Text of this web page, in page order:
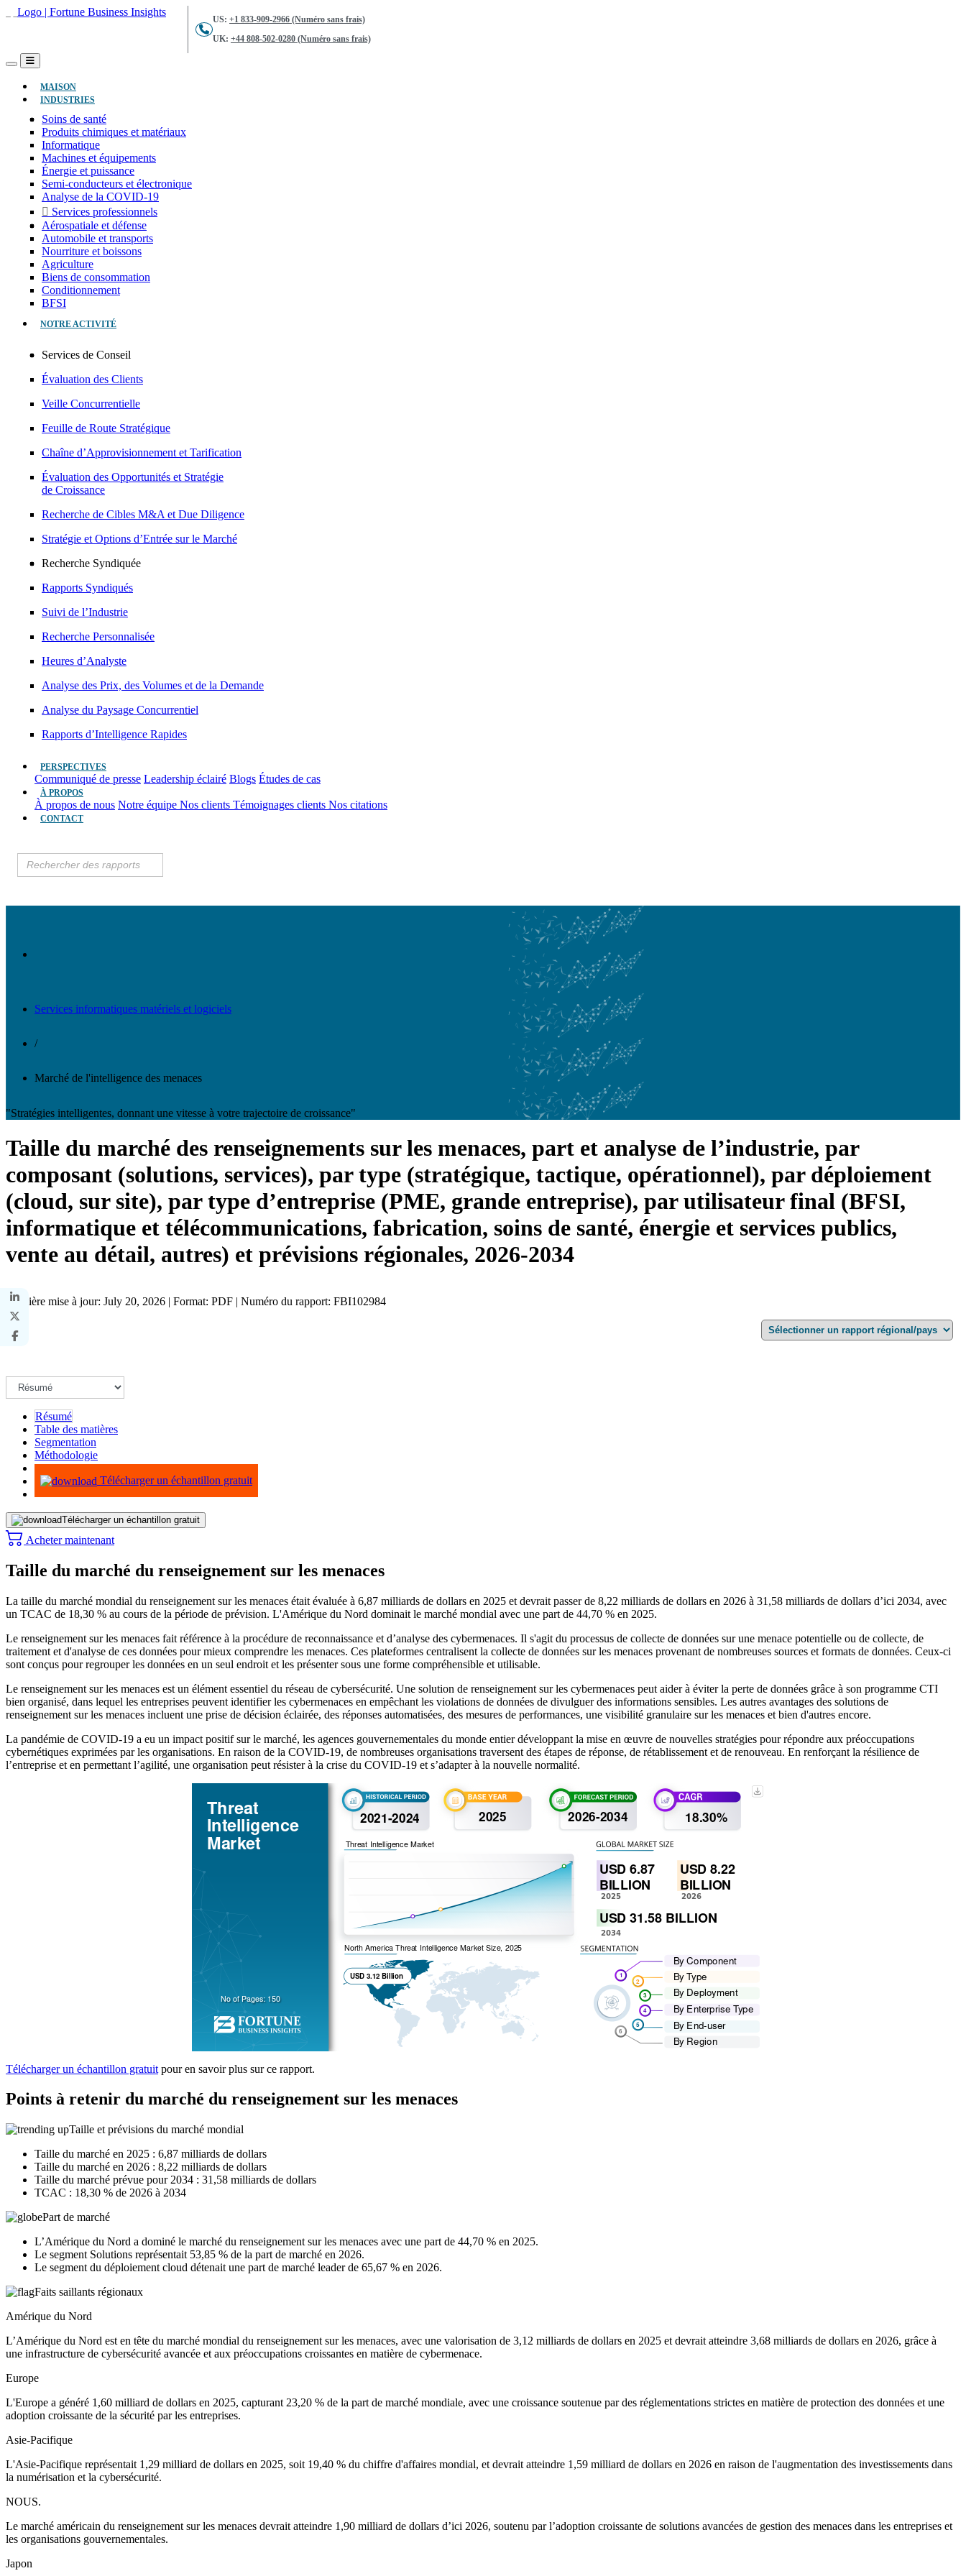
US: +1 833-909-2966 (Numéro sans frais)
UK: +44 808-502-0280 (Numéro sans frais)
MAISON(ACTUEL)
INDUSTRIES
Soins de santé
Produits chimiques et matériaux
Informatique
Machines et équipements
Énergie et puissance
Semi-conducteurs et électronique
Analyse de la COVID-19
Services professionnels
Aérospatiale et défense
Automobile et transports
Nourriture et boissons
Agriculture
Biens de consommation
Conditionnement
BFSI
NOTRE ACTIVITÉ
Services de Conseil
Évaluation des Clients
Veille Concurrentielle
Feuille de Route Stratégique
Chaîne d’Approvisionnement et Tarification
Évaluation des Opportunités et Stratégie
de Croissance
Recherche de Cibles M&A et Due Diligence
Stratégie et Options d’Entrée sur le Marché
Recherche Syndiquée
Rapports Syndiqués
Suivi de l’Industrie
Recherche Personnalisée
Heures d’Analyste
Analyse des Prix, des Volumes et de la Demande
Analyse du Paysage Concurrentiel
Rapports d’Intelligence Rapides
PERSPECTIVES
Communiqué de presse Leadership éclairé Blogs Études de cas
À PROPOS
À propos de nous Notre équipe Nos clients Témoignages clients Nos citations
CONTACT
Services informatiques matériels et logiciels
/
Marché de l'intelligence des menaces
"Stratégies intelligentes, donnant une vitesse à votre trajectoire de croissance"
Taille du marché des renseignements sur les menaces, part et analyse de l’industrie, par
composant (solutions, services), par type (stratégique, tactique, opérationnel), par déploiement
(cloud, sur site), par type d’entreprise (PME, grande entreprise), par utilisateur final (BFSI,
informatique et télécommunications, fabrication, soins de santé, énergie et services publics,
vente au détail, autres) et prévisions régionales, 2026-2034
Dernière mise à jour: July 20, 2026 | Format: PDF | Numéro du rapport: FBI102984
Résumé
Table des matières
Segmentation
Méthodologie
Infographie
Télécharger un échantillon gratuit
Télécharger un échantillon gratuit
Acheter maintenant
Taille du marché du renseignement sur les menaces
La taille du marché mondial du renseignement sur les menaces était évaluée à 6,87 milliards de dollars en 2025 et devrait passer de 8,22 milliards de dollars en 2026 à 31,58 milliards de dollars d’ici 2034, avec
un TCAC de 18,30 % au cours de la période de prévision. L'Amérique du Nord dominait le marché mondial avec une part de 44,70 % en 2025.
Le renseignement sur les menaces fait référence à la procédure de reconnaissance et d’analyse des cybermenaces. Il s'agit du processus de collecte de données sur une menace potentielle ou de collecte, de
traitement et d'analyse de ces données pour mieux comprendre les menaces. Ces plateformes centralisent la collecte de données sur les menaces provenant de nombreuses sources et formats de données. Ceux-ci
sont conçus pour regrouper les données en un seul endroit et les présenter sous une forme compréhensible et utilisable.
Le renseignement sur les menaces est un élément essentiel du réseau de cybersécurité. Une solution de renseignement sur les cybermenaces peut aider à éviter la perte de données grâce à son programme CTI
bien organisé, dans lequel les entreprises peuvent identifier les cybermenaces en empêchant les violations de données de divulguer des informations sensibles. Les autres avantages des solutions de
renseignement sur les menaces incluent une prise de décision éclairée, des réponses automatisées, des mesures de performances, une visibilité granulaire sur les menaces et bien d'autres encore.
La pandémie de COVID-19 a eu un impact positif sur le marché, les agences gouvernementales du monde entier développant la mise en œuvre de nouvelles stratégies pour répondre aux préoccupations
cybernétiques exprimées par les organisations. En raison de la COVID-19, de nombreuses organisations traversent des étapes de réponse, de rétablissement et de renouveau. En renforçant la résilience de
l’entreprise et en permettant l’agilité, une organisation peut résister à la crise du COVID-19 et s’adapter à la nouvelle normalité.
Télécharger un échantillon gratuit pour en savoir plus sur ce rapport.
Points à retenir du marché du renseignement sur les menaces
Taille et prévisions du marché mondial
Taille du marché en 2025 : 6,87 milliards de dollars
Taille du marché en 2026 : 8,22 milliards de dollars
Taille du marché prévue pour 2034 : 31,58 milliards de dollars
TCAC : 18,30 % de 2026 à 2034
Part de marché
L’Amérique du Nord a dominé le marché du renseignement sur les menaces avec une part de 44,70 % en 2025.
Le segment Solutions représentait 53,85 % de la part de marché en 2026.
Le segment du déploiement cloud détenait une part de marché leader de 65,67 % en 2026.
Faits saillants régionaux
Amérique du Nord
L’Amérique du Nord est en tête du marché mondial du renseignement sur les menaces, avec une valorisation de 3,12 milliards de dollars en 2025 et devrait atteindre 3,68 milliards de dollars en 2026, grâce à
une infrastructure de cybersécurité avancée et aux préoccupations croissantes en matière de cybermenace.
Europe
L'Europe a généré 1,60 milliard de dollars en 2025, capturant 23,20 % de la part de marché mondiale, avec une croissance soutenue par des réglementations strictes en matière de protection des données et une
adoption croissante de la sécurité par les entreprises.
Asie-Pacifique
L'Asie-Pacifique représentait 1,29 milliard de dollars en 2025, soit 19,40 % du chiffre d'affaires mondial, et devrait atteindre 1,59 milliard de dollars en 2026 en raison de l'augmentation des investissements dans
la numérisation et la cybersécurité.
NOUS.
Le marché américain du renseignement sur les menaces devrait atteindre 1,90 milliard de dollars d’ici 2026, soutenu par l’adoption croissante de solutions avancées de gestion des menaces dans les entreprises et
les organisations gouvernementales.
Japon